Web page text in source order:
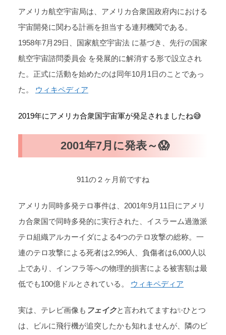
アメリカ航空宇宙局は、アメリカ合衆国政府内における
宇宙開発に関わる計画を担当する連邦機関である。
1958年7月29日、国家航空宇宙法 に基づき、先行の国家
航空宇宙諮問委員会 を発展的に解消する形で設立され
た。正式に活動を始めたのは同年10月1日のことであっ
た。 ウィキペディア
2019年にアメリカ合衆国宇宙軍が発足されましたね😅
2001年7月に発表～😱
911の２ヶ月前ですね
アメリカ同時多発テロ事件は、2001年9月11日にアメリ
カ合衆国で同時多発的に実行された、イスラーム過激派
テロ組織アルカーイダによる4つのテロ攻撃の総称。一
連のテロ攻撃による死者は2,996人、負傷者は6,000人以
上であり、インフラ等への物理的損害による被害額は最
低でも100億ドルとされている。 ウィキペディア
実は、テレビ画像も フェイクと言われてますね✨ひとつ
は、ビルに飛行機が追突したかも知れませんが、隣のビ